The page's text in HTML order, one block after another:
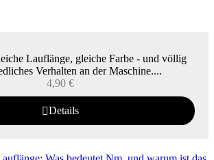
Lauflänge, gleiche Farbe - und völlig
Verhalten an der Maschine....
4,90 €
Details